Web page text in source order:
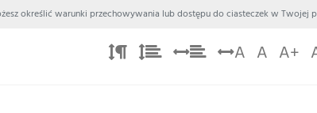
określić warunki przechowywania lub dostępu do ciasteczek w Twojej
A A A+